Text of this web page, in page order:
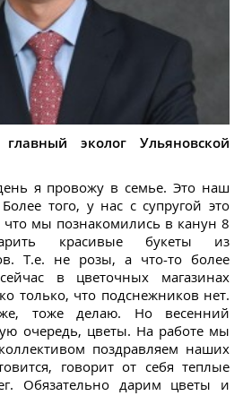
эколог Ульяновской
я провожу в семье. Это наш
того, у нас с супругой это
что мы познакомились в канун 8
красивые букеты из
Т.е. не розы, а что-то более
в цветочных магазинах
только, что подснежников нет.
тоже делаю. Но весенний
очередь, цветы. На работе мы
поздравляем наших
говорит от себя теплые
Обязательно дарим цветы и